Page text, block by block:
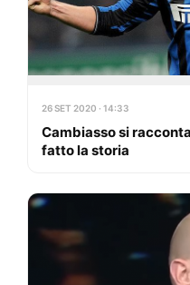
26 SET 2020 · 14:33
Cambiasso si
fatto la storia